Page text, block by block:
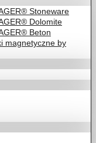
Stoneware
Dolomite
Beton
magnetyczne by